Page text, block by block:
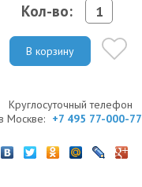
Кол-во:
В корзину
Круглосуточный телефон
Москве: +7 495 77-000-77